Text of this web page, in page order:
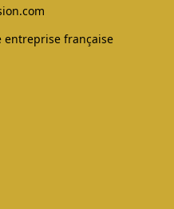
entreprise française